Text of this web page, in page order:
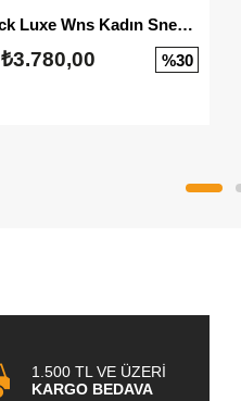
Mayze Stack Luxe Wns Kadın Sneaker
₺3.780,00 %30
1.500 TL VE ÜZERİ
KARGO BEDAVA